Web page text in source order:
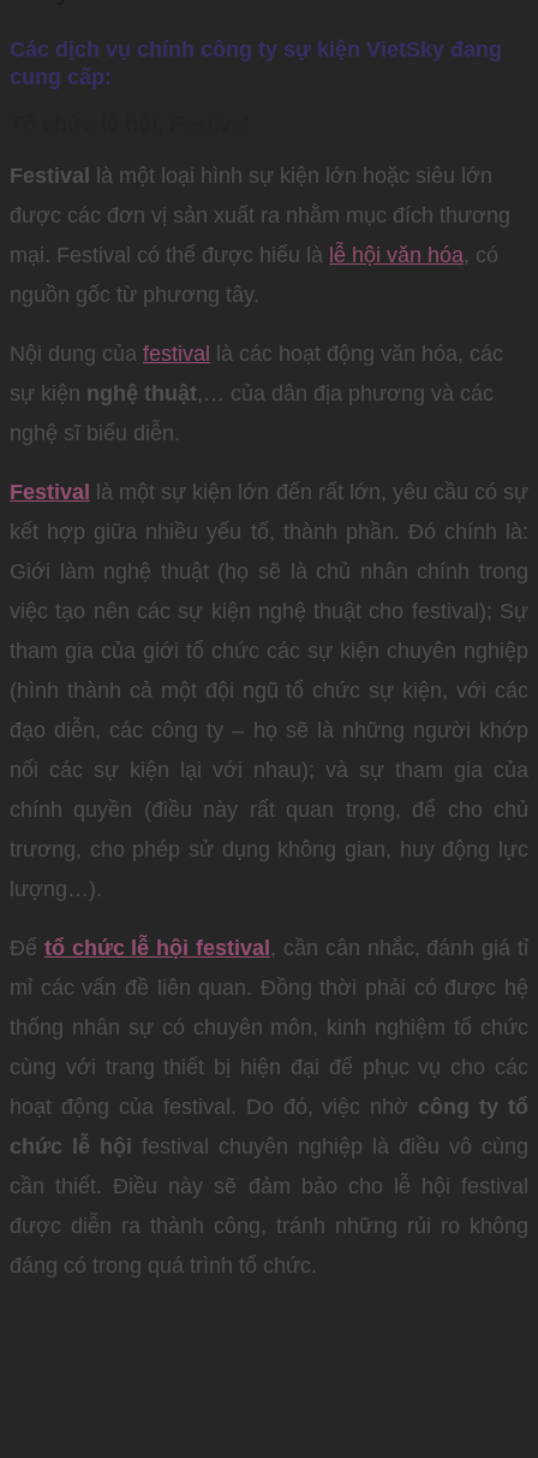
Các dịch vụ chính công ty sự kiện VietSky đang
cung cấp:
Festival
là một loại hình sự kiện lớn hoặc siêu lớn
được các đơn vị sản xuất ra nhằm mục đích thương
mại. Festival có thể được hiểu là lễ hội văn hóa, có
nguồn gốc từ phương tây.
Nội dung của festival
là các hoạt động văn hóa, các
sự kiện nghệ thuật,… của dân địa phương và các
nghệ sĩ biểu diễn.
Festival
là một sự kiện lớn đến rất lớn, yêu cầu có sự
kết hợp giữa nhiều yếu tố, thành phần. Đó chính là:
Giới làm nghệ thuật (họ sẽ là chủ nhân chính trong
việc tạo nên các sự kiện nghệ thuật cho festival); Sự
tham gia của giới tổ chức các sự kiện chuyên nghiệp
(hình thành cả một đội ngũ tổ chức sự kiện, với các
đạo diễn, các công ty – họ sẽ là những người khớp
nối các sự kiện lại với nhau); và sự tham gia của
chính quyền (điều này rất quan trọng, để cho chủ
trương, cho phép sử dụng không gian, huy động lực
lượng…).
Để tổ chức lễ hội festival , cần cân nhắc, đánh giá tỉ
mỉ các vấn đề liên quan. Đồng thời phải có được hệ
thống nhân sự có chuyên môn, kinh nghiệm tổ chức
cùng với trang thiết bị hiện đại để phục vụ cho các
hoạt động của festival. Do đó, việc nhờ công ty tổ
chức lễ hội festival chuyên nghiệp là điều vô cùng
cần thiết. Điều này sẽ đảm bảo cho lễ hội festival
được diễn ra thành công, tránh những rủi ro không
đáng có trong quá trình tổ chức.